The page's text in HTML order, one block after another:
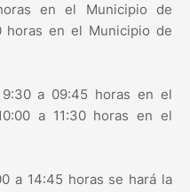
en el Municipio de
horas en el Municipio de
a 09:45 horas en el
a 11:30 horas en el
a 14:45 horas se hará la